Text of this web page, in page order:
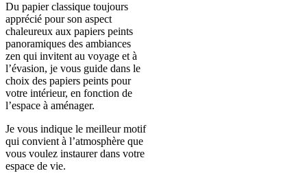
Du papier classique toujours
apprécié pour son aspect
chaleureux aux papiers peints
panoramiques des ambiances
zen qui invitent au voyage et à
l’évasion, je vous guide dans le
choix des papiers peints pour
votre intérieur, en fonction de
l’espace à aménager.
Je vous indique le meilleur motif
qui convient à l’atmosphère que
vous voulez instaurer dans votre
espace de vie.